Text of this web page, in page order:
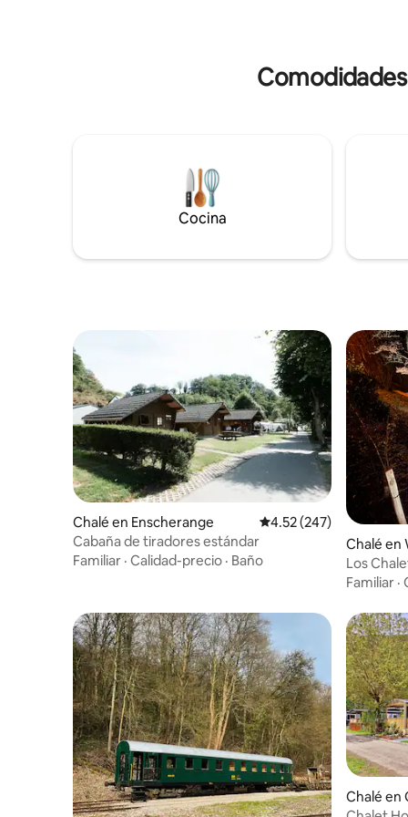
Cocina
Chalé en Enscherange Calificación promedio:
4.52 (247)
Cabaña de tiradores estándar
Familiar · Calidad-precio · Baño
Chalé en
Los
Familiar ·
Chalé en